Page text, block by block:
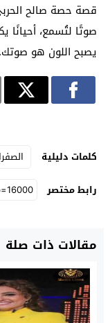
قصة حصة صالح
صوتًا لتُسمع، أحيانًا
يصبح اللون هو صوتك.
كلمات دليلية الصفرا
رابط مختصر
مقالات ذات صلة